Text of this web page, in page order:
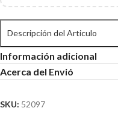
Descripción del Articulo
Información adicional
Acerca del Envió
SKU: 52097